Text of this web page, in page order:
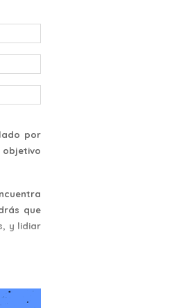
por
que
y lidiar